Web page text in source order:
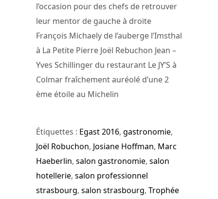
l’occasion pour des chefs de retrouver
leur mentor de gauche à droite
François Michaely de l’auberge l’Imsthal
à La Petite Pierre Joël Rebuchon Jean –
Yves Schillinger du restaurant Le JY’S à
Colmar fraîchement auréolé d’une 2
ème étoile au Michelin
Étiquettes : Egast 2016, gastronomie,
Joël Robuchon, Josiane Hoffman, Marc
Haeberlin, salon gastronomie, salon
hotellerie, salon professionnel
strasbourg, salon strasbourg, Trophée